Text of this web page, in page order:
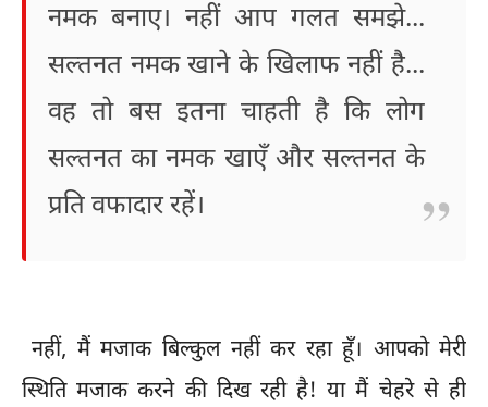
नमक बनाए। नहीं आप गलत समझे...
सल्तनत नमक खाने के खिलाफ नहीं है...
वह तो बस इतना चाहती है कि लोग
सल्तनत का नमक खाएँ और सल्तनत के
प्रति वफादार रहें।
नहीं, मैं मजाक बिल्कुल नहीं कर रहा हूँ। आपको मेरी
स्थिति मजाक करने की दिख रही है! या मैं चेहरे से ही